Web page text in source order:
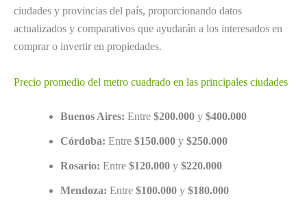
ciudades y provincias del país, proporcionando datos
actualizados y comparativos que ayudarán a los interesados en
comprar o invertir en propiedades.
Precio promedio del metro cuadrado en las principales ciudades
Buenos Aires: Entre $200.000 y $400.000
Córdoba: Entre $150.000 y $250.000
Rosario: Entre $120.000 y $220.000
Mendoza: Entre $100.000 y $180.000